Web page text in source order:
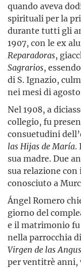
quando aveva
spirituali per la
durante tutti gli
1907, con le ex
Reparadoras,
Sagrarios,
di S. Ignazio,
nei mesi di
Nel 1908, a
collegio, fu
consuetudini
lasHijasdeMaría.
sua madre. Due
sua relazione con
conosciuto a
Ángel Romero
giorno del
e il matrimonio
nella parrocchia di
Virgen de las
per ventitrè anni,